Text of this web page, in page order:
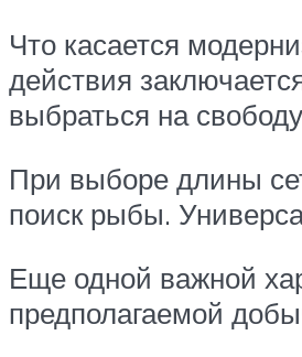
Что касается
действия
выбраться на
При выборе длины
поиск рыбы.
Еще одной важной
предполагаемой